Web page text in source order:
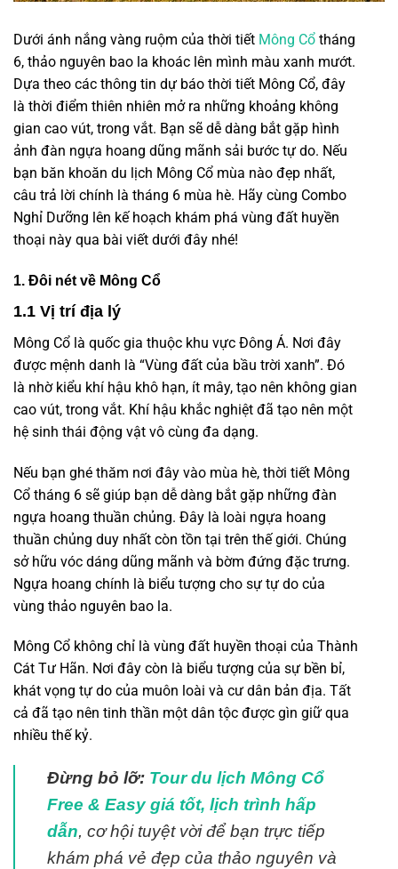
Dưới ánh nắng vàng ruộm của thời tiết Mông Cổ tháng
6, thảo nguyên bao la khoác lên mình màu xanh mướt.
Dựa theo các thông tin dự báo thời tiết Mông Cổ, đây
là thời điểm thiên nhiên mở ra những khoảng không
gian cao vút, trong vắt. Bạn sẽ dễ dàng bắt gặp hình
ảnh đàn ngựa hoang dũng mãnh sải bước tự do. Nếu
bạn băn khoăn du lịch Mông Cổ mùa nào đẹp nhất,
câu trả lời chính là tháng 6 mùa hè. Hãy cùng Combo
Nghỉ Dưỡng lên kế hoạch khám phá vùng đất huyền
thoại này qua bài viết dưới đây nhé!
1. Đôi nét về Mông Cổ
1.1 Vị trí địa lý
Mông Cổ là quốc gia thuộc khu vực Đông Á. Nơi đây
được mệnh danh là “Vùng đất của bầu trời xanh”. Đó
là nhờ kiểu khí hậu khô hạn, ít mây, tạo nên không gian
cao vút, trong vắt. Khí hậu khắc nghiệt đã tạo nên một
hệ sinh thái động vật vô cùng đa dạng.
Nếu bạn ghé thăm nơi đây vào mùa hè, thời tiết Mông
Cổ tháng 6 sẽ giúp bạn dễ dàng bắt gặp những đàn
ngựa hoang thuần chủng. Đây là loài ngựa hoang
thuần chủng duy nhất còn tồn tại trên thế giới. Chúng
sở hữu vóc dáng dũng mãnh và bờm đứng đặc trưng.
Ngựa hoang chính là biểu tượng cho sự tự do của
vùng thảo nguyên bao la.
Mông Cổ không chỉ là vùng đất huyền thoại của Thành
Cát Tư Hãn. Nơi đây còn là biểu tượng của sự bền bỉ,
khát vọng tự do của muôn loài và cư dân bản địa. Tất
cả đã tạo nên tinh thần một dân tộc được gìn giữ qua
nhiều thế kỷ.
Đừng bỏ lỡ: Tour du lịch Mông Cổ
Free & Easy giá tốt, lịch trình hấp
dẫn, cơ hội tuyệt vời để bạn trực tiếp
khám phá vẻ đẹp của thảo nguyên và